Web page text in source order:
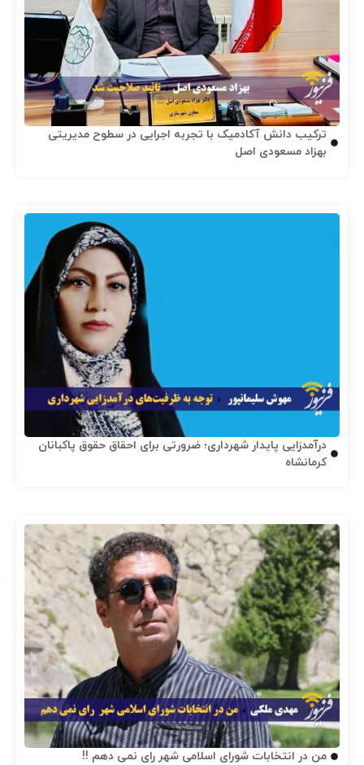
ترکیب دانش آکادمیک با تجربه اجرایی در سطوح مدیریتی
بهزاد مسعودی اصل
درآمدزایی پایدار شهرداری؛ ضرورتی برای احقاق حقوق پاکبانان
کرمانشاه
من در انتخابات شورای اسلامی شهر رای نمی دهم !!